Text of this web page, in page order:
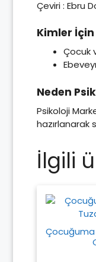
Çeviri : Ebru
Kimler
Çocuk
Neden
Psikoloji
İlgili
Çocuğuma